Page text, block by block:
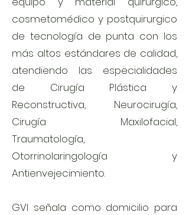
cosmetomédico y postquirurgico
de tecnología de punta con los
más altos estándares de calidad,
atendiendo las especialidades
de Cirugía Plástica y
Reconstructiva, Neurocirugía,
Cirugía Maxilofacial,
Traumatología,
Otorrinolaringología y
Antienvejecimiento.
GVI señala como domicilio para